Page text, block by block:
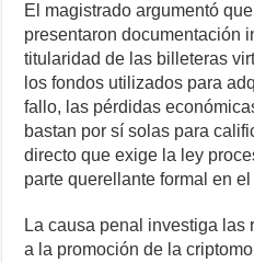
El magistrado argumentó
presentaron documentación
titularidad de las billeteras
los fondos utilizados para
fallo, las pérdidas
bastan por sí solas para
directo que exige la ley
parte querellante formal en
La causa penal investiga
a la promoción de la